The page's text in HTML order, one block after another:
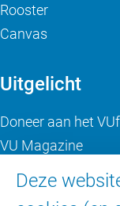
Deze
Rooster
Canvas
Uitgelicht
Doneer aan het
VU Magazine